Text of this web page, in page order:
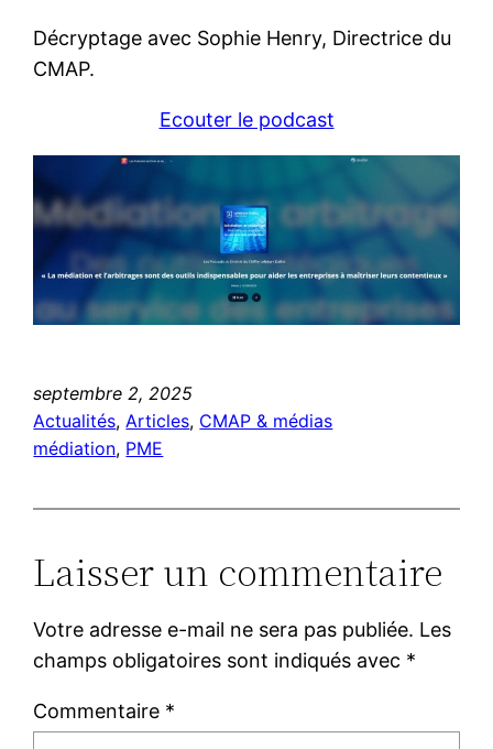
Décryptage avec Sophie Henry, Directrice du
CMAP.
Ecouter le podcast
septembre 2, 2025
Actualités, Articles, CMAP & médias
médiation, PME
Laisser un commentaire
Votre adresse e-mail ne sera pas publiée. Les
champs obligatoires sont indiqués avec *
Commentaire *